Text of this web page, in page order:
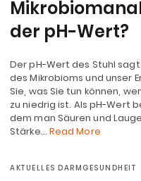
der pH-Wert?
Der pH-Wert des Stuhl
des Mikrobioms und unser
Sie, was Sie tun können,
zu niedrig ist. Als pH-Wert
dem man Säuren und
Stärke… Read More
AKTUELLES DARMGESUNDHEIT